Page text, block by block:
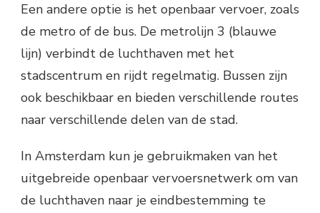
Een andere optie is het openbaar vervoer, zoals
de metro of de bus. De metrolijn 3 (blauwe
lijn) verbindt de luchthaven met het
stadscentrum en rijdt regelmatig. Bussen zijn
ook beschikbaar en bieden verschillende routes
naar verschillende delen van de stad.
In Amsterdam kun je gebruikmaken van het
uitgebreide openbaar vervoersnetwerk om van
de luchthaven naar je eindbestemming te